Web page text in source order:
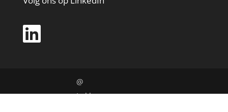
@
Lokken